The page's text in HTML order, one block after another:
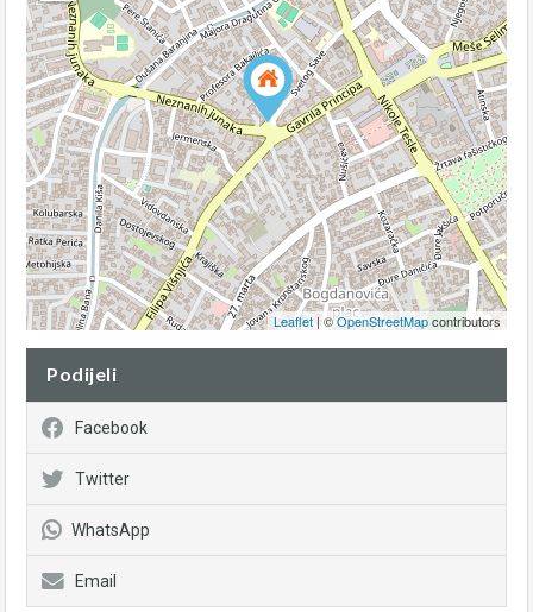
Leaflet | ©OpenStreetMapcontributors
Podijeli
Facebook
Twitter
WhatsApp
Email